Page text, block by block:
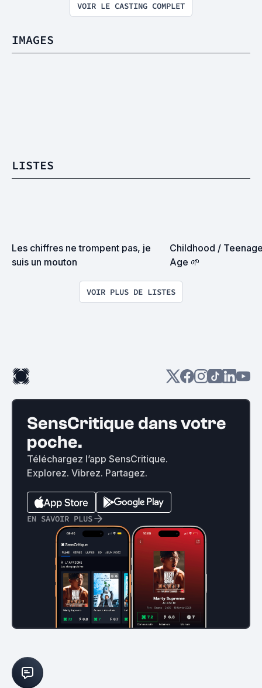
VOIR LE CASTING COMPLET
IMAGES
LISTES
Les chiffres ne trompent pas, je
suis un mouton
Childhood /
Age 🌱
VOIR PLUS DE LISTES
SensCritique dans votre
poche.
Téléchargez l’app SensCritique.
Explorez. Vibrez. Partagez.
EN SAVOIR PLUS